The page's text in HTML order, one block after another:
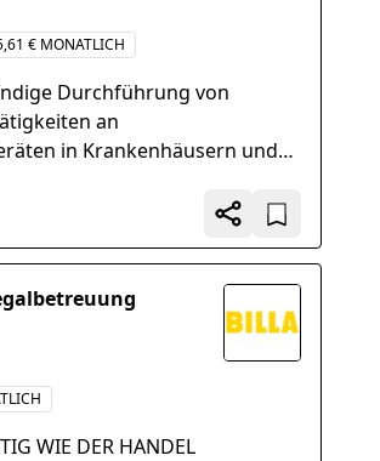
€ MONATLICH
Durchführung von
an
in Krankenhäusern und
WIE DER HANDEL